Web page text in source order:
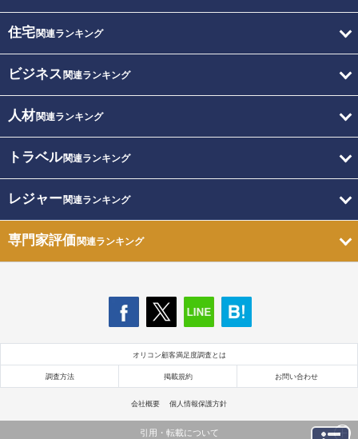
住宅関連ランキング
ビジネス 関連ランキング
人材関連ランキング
トラベル関連ランキング
レジャー関連ランキング
専門家評価関連ランキング
オリコン顧客満足度調査とは
調査方法 掲載規約 お問い合わせ
会社概要 個人情報保護方針
引用・転載について